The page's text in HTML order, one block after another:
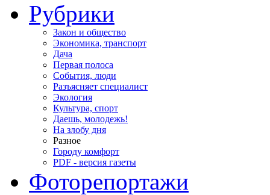
Рубрики
Закон и общество
Экономика, транспорт
Дача
Первая полоса
События, люди
Разъясняет специалист
Экология
Культура, спорт
Даешь, молодежь!
На злобу дня
Разное
Городу комфорт
PDF - версия газеты
Фоторепортажи